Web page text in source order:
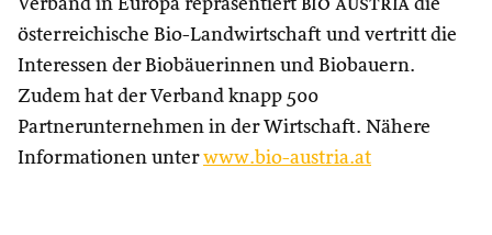
österreichische Bio-Landwirtschaft und vertritt die
Interessen der Biobäuerinnen und Biobauern.
Zudem hat der Verband knapp 500
Partnerunternehmen in der Wirtschaft. Nähere
Informationen unterwww.bio-austria.at